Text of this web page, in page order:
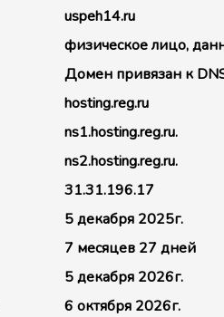
uspeh14.ru
физическое лицо,
Домен привязан к
hosting.reg.ru
ns1.hosting.reg.ru.
ns2.hosting.reg.ru.
31.31.196.17
5 декабря 2025г.
7 месяцев 27 дней
5 декабря 2026г.
6 октября 2026г.